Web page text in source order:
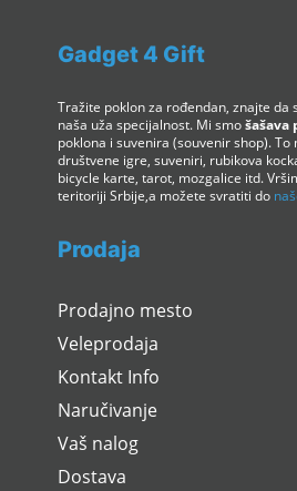
Gadget 4 Gift
Tražite poklon za rođendan, znajte da
naša uža specijalnost. Mi smošašava
poklona i suvenira (souvenir shop). To
društvene igre, suveniri, rubikova
bicycle karte, tarot, mozgalice itd.
teritoriji Srbije,a možete svratiti do
Prodaja
Prodajno mesto
Veleprodaja
Kontakt Info
Naručivanje
Vaš nalog
Dostava